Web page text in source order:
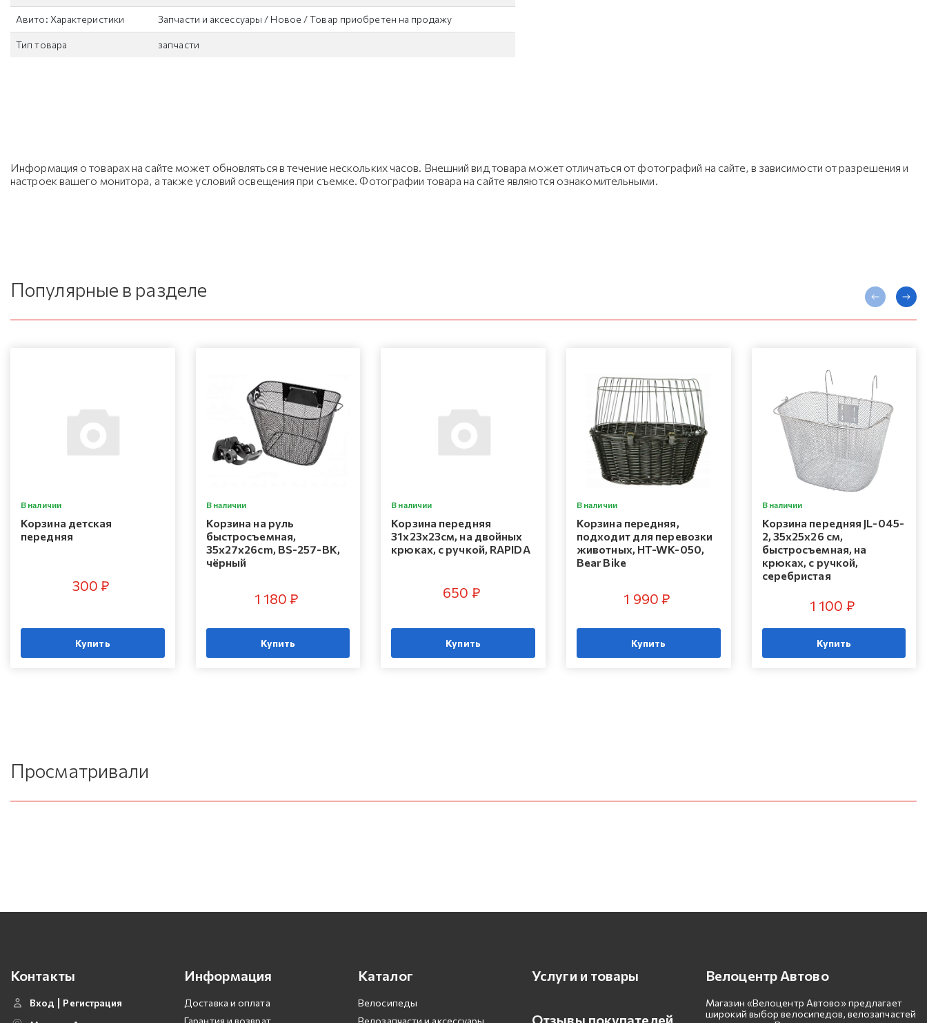
Авито: Характеристики Запчасти и аксессуары / Новое / Товар приобретен на продажу
Тип товара запчасти
Информация о товарах на сайте может обновляться в течение нескольких часов. Внешний вид товара может отличаться от фотографий на сайте, в зависимости от разрешения и
настроек вашего монитора, а также условий освещения при съемке. Фотографии товара на сайте являются ознакомительными.
Популярные в разделе
В наличии
Корзина детская
передняя
300 ₽
Купить
В наличии
Корзина на руль
быстросъемная,
35х27х26cm, BS-257-BK,
чёрный
1 180 ₽
Купить
В наличии
Корзина передняя
31х23х23см, на двойных
крюках, с ручкой, RAPIDA
650 ₽
Купить
В наличии
Корзина передняя,
подходит для перевозки
животных, HT-WK-050,
Bear Bike
1 990 ₽
Купить
В наличии
Корзина передняя JL-045-
2, 35х25х26 см,
быстросъемная, на
крюках, с ручкой,
серебристая
1 100 ₽
Купить
Просматривали
Контакты
Вход
Регистрация
Информация
Доставка и оплата
Гарантия и возврат
Каталог
Велосипеды
Велозапчасти и аксессуары
Услуги и товары
Отзывы покупателей
Велоцентр Автово
Магазин «Велоцентр Автово» предлагает
широкий выбор велосипедов, велозапчастей